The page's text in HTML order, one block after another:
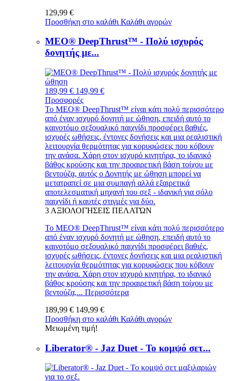
129,99 €
Προσθήκη στο καλάθι Καλάθι αγορών
MEO® DeepThrust™ - Πολύ ισχυρός
δονητής με...
189,99 € 149,99 €
Προσφορές
Το MEO® DeepThrust™ είναι κάτι πολύ περισσότερο
από έναν ισχυρό δονητή με ώθηση, επειδή αυτό το
καινοτόμο σεξουαλικό παιχνίδι προσφέρει βαθιές,
ισχυρές ωθήσεις, έντονες δονήσεις και μια ρεαλιστική
λειτουργία θερμότητας για κορυφώσεις που κόβουν
την ανάσα. Χάρη στον ισχυρό κινητήρα, το ιδανικό
βάθος κρούσης και την προαιρετική βάση τοίχου με
βεντούζα, αυτός ο Δονητής με ώθηση μπορεί να
μετατραπεί σε μια συμπαγή αλλά εξαιρετικά
αποτελεσματική μηχανή του σεξ - ιδανική για σόλο
παιχνίδι ή καυτές στιγμές για δύο.
3 ΑΞΙΟΛΟΓΉΣΕΙΣ ΠΕΛΑΤΏΝ
Το MEO® DeepThrust™ είναι κάτι πολύ περισσότερο
από έναν ισχυρό δονητή με ώθηση, επειδή αυτό το
καινοτόμο σεξουαλικό παιχνίδι προσφέρει βαθιές,
ισχυρές ωθήσεις, έντονες δονήσεις και μια ρεαλιστική
λειτουργία θερμότητας για κορυφώσεις που κόβουν
την ανάσα. Χάρη στον ισχυρό κινητήρα, το ιδανικό
βάθος κρούσης και την προαιρετική βάση τοίχου με
βεντούζα,... Περισσότερα
189,99 € 149,99 €
Προσθήκη στο καλάθι Καλάθι αγορών
Μειωμένη τιμή!
Liberator® - Jaz Duet - Το κομψό σετ...